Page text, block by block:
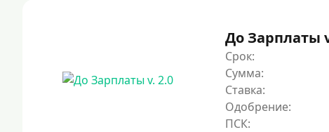
До Зарплаты
Срок:
Сумма:
Ставка:
Одобрение: